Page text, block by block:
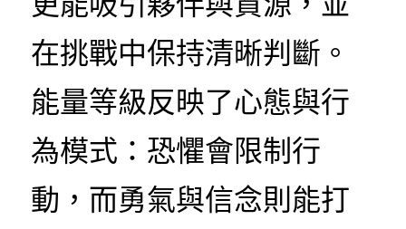
在挑戰中保持清晰判斷。
能量等級反映了心態與行
為模式：恐懼會限制行
動，而勇氣與信念則能打